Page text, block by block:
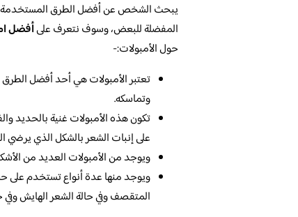
يبحث الشخص عن أفضل الطرق المستخدمة
المفضلة للبعض، وسوف نتعرف علىأفضل
حول الأمبولات:-
تعتبر الأمبولات هي أحد أفضل
وتماسكه.
تكون هذه الأمبولات غنية بالحديد
على إنبات الشعر بالشكل الذي
ويوجد من الأمبولات العديد من
ويوجد منها عدة أنواع تستخدم على
المتقصف وفي حالة الشعر الهايش وفي